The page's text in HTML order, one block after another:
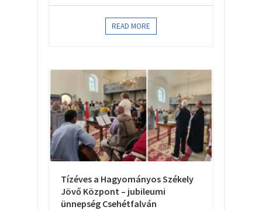
READ MORE
Tízéves a Hagyományos Székely
Jövő Központ – jubileumi
ünnepség Csehétfalván